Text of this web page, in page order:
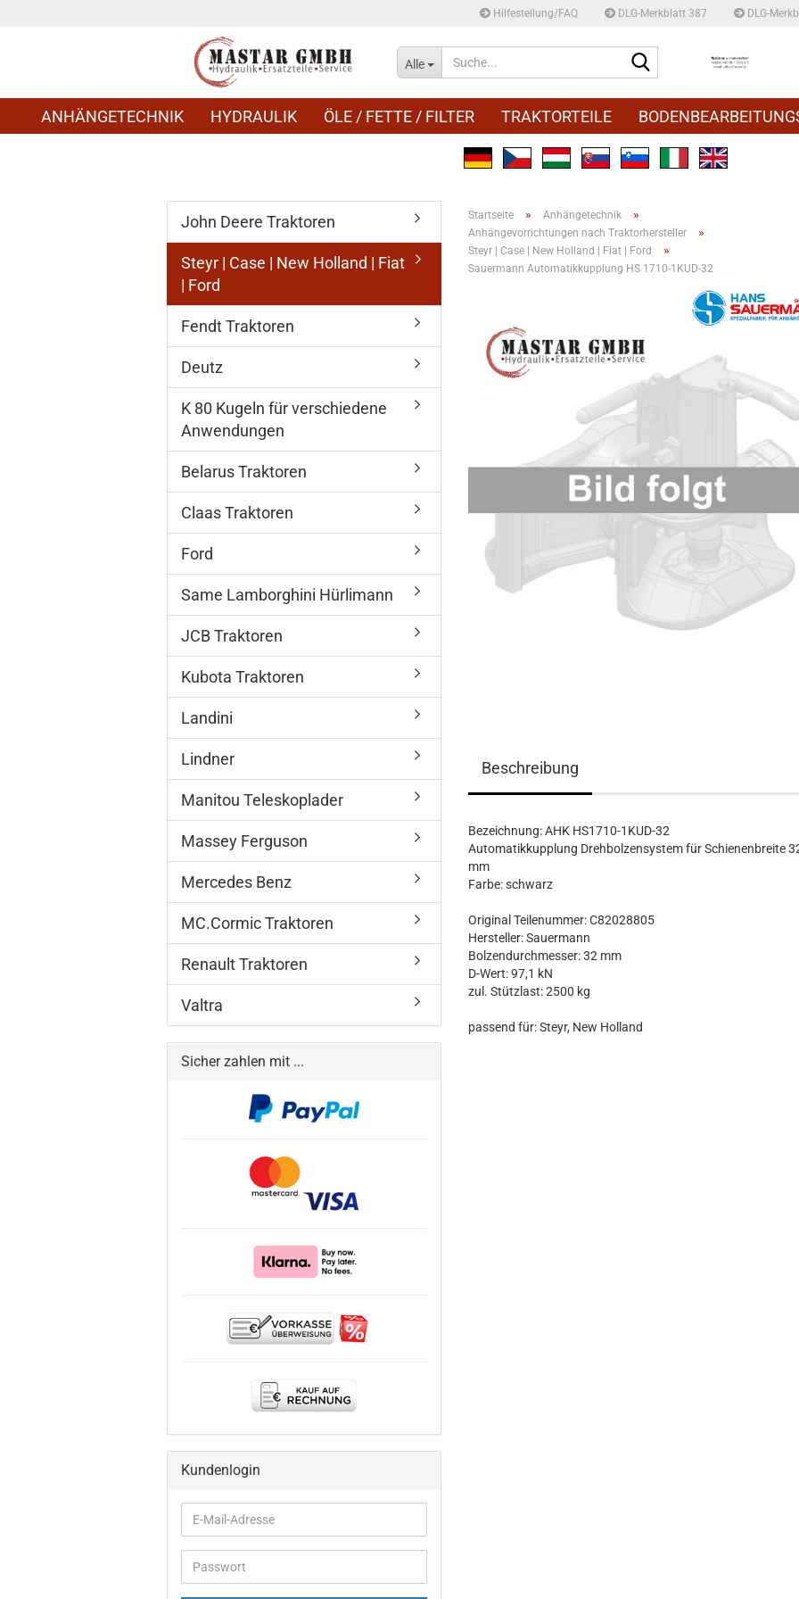
Hilfestellung/FAQ DLG-Merkblatt 387 DLG-
Alle
ANHÄNGETECHNIK HYDRAULIK ÖLE / FETTE / FILTER TRAKTORTEILE
Startseite » Anhängetechnik »
Anhängevorrichtungen nach Traktorhersteller »
Steyr | Case | New Holland | Fiat | Ford »
Sauermann Automatikkupplung HS 1710-1KUD-32
Beschreibung
Bezeichnung: AHK HS1710-1KUD-32
Automatikkupplung Drehbolzensystem für Schienenbreite
mm
Farbe: schwarz
Original Teilenummer: C82028805
Hersteller: Sauermann
Bolzendurchmesser: 32 mm
D-Wert: 97,1 kN
zul. Stützlast: 2500 kg
passend für: Steyr, New Holland
John Deere Traktoren
Steyr | Case | New Holland | Fiat
| Ford
Fendt Traktoren
Deutz
K 80 Kugeln für verschiedene
Anwendungen
Belarus Traktoren
Claas Traktoren
Ford
Same Lamborghini Hürlimann
JCB Traktoren
Kubota Traktoren
Landini
Lindner
Manitou Teleskoplader
Massey Ferguson
Mercedes Benz
MC.Cormic Traktoren
Renault Traktoren
Valtra
Sicher zahlen mit ...
Kundenlogin
E-
Mail-
Adresse
Passwort